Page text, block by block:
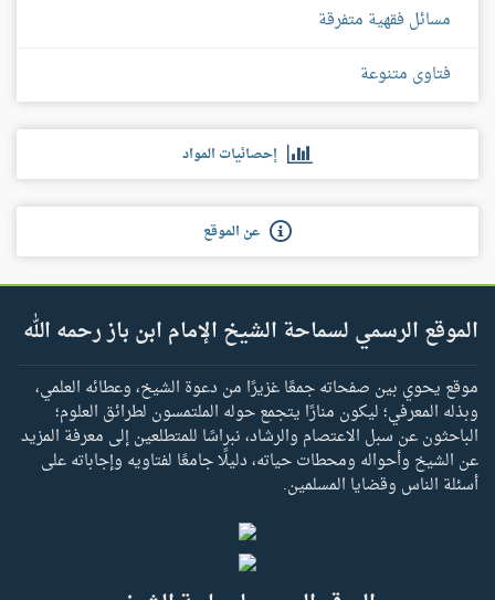
مسائل فقهية متفرقة
فتاوى متنوعة
إحصائيات المواد
عن الموقع
الموقع الرسمي لسماحة الشيخ الإمام ابن باز رحمه الله
موقع يحوي بين صفحاته جمعًا غزيرًا من دعوة الشيخ، وعطائه العلمي،
وبذله المعرفي؛ ليكون منارًا يتجمع حوله الملتمسون لطرائق العلوم؛
الباحثون عن سبل الاعتصام والرشاد، نبراسًا للمتطلعين إلى معرفة المزيد
عن الشيخ وأحواله ومحطات حياته، دليلًا جامعًا لفتاويه وإجاباته على
أسئلة الناس وقضايا المسلمين.